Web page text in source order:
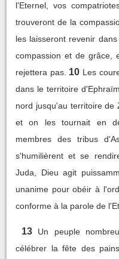
l'Eternel, vos
trouveront de la
les laisseront revenir
compassion et de grâce,
rejettera pas. 10 Les
dans le territoire
nord jusqu'au territoire de
et on les tournait en
membres des tribus
s'humilièrent et se
Juda, Dieu agit
unanime pour obéir à
conforme à la parole de
13
Un peuple
célébrer la fête des